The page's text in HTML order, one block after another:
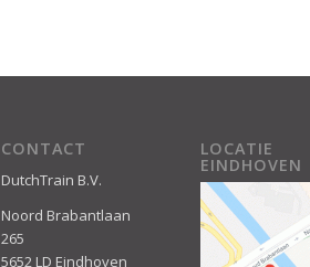
CONTACT
DutchTrain B.V.
Noord Brabantlaan
265
5652 LD Eindhoven
LOCATIE
EINDHOVEN